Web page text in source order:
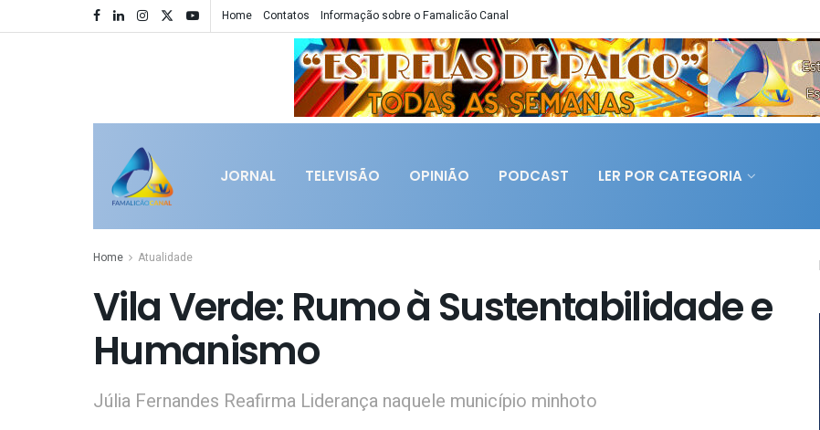
Home Contatos Informação sobre o Famalicão Canal
JORNAL TELEVISÃO OPINIÃO PODCAST LER POR CATEGORIA
Home Atualidade
Vila Verde: Rumo à Sustentabilidade e
Humanismo
Júlia Fernandes Reafirma Liderança naquele município minhoto